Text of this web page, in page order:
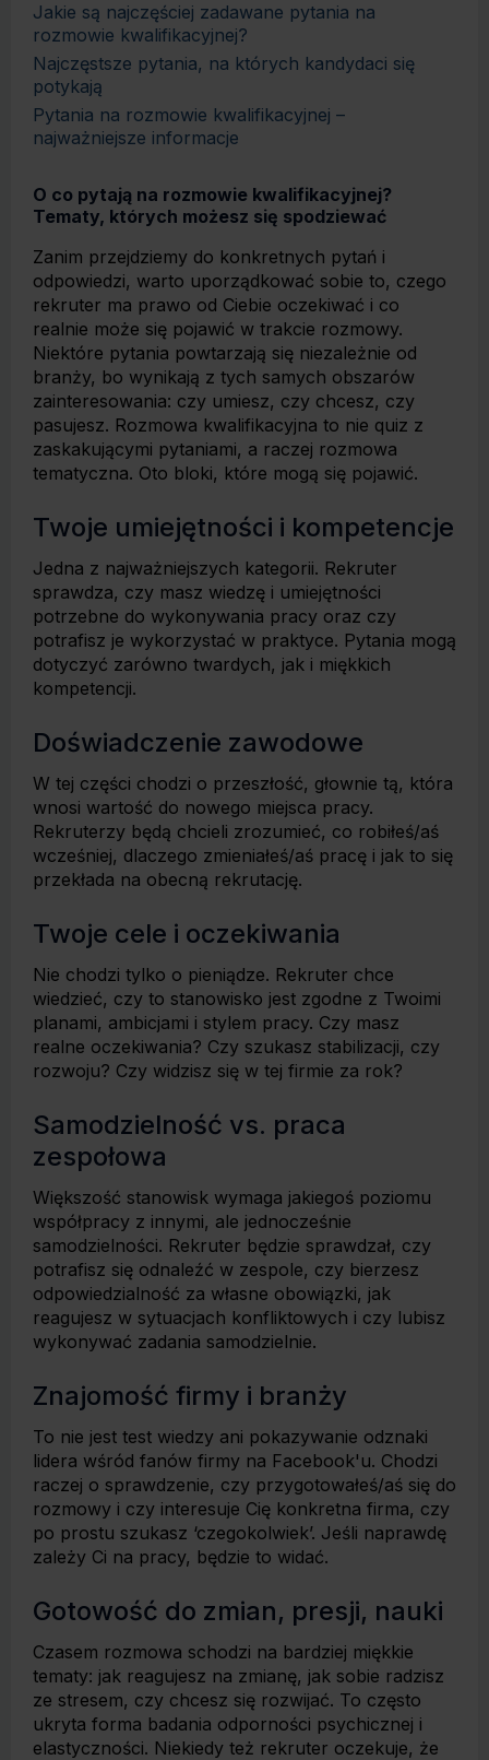
Jakie są najczęściej zadawane pytania na
rozmowie kwalifikacyjnej?
Najczęstsze pytania, na których kandydaci się
potykają
Pytania na rozmowie kwalifikacyjnej –
najważniejsze informacje
O co pytają na rozmowie kwalifikacyjnej?
Tematy, których możesz się spodziewać
Zanim przejdziemy do konkretnych pytań i
odpowiedzi, warto uporządkować sobie to, czego
rekruter ma prawo od Ciebie oczekiwać i co
realnie może się pojawić w trakcie rozmowy.
Niektóre pytania powtarzają się niezależnie od
branży, bo wynikają z tych samych obszarów
zainteresowania: czy umiesz, czy chcesz, czy
pasujesz. Rozmowa kwalifikacyjna to nie quiz z
zaskakującymi pytaniami, a raczej rozmowa
tematyczna. Oto bloki, które mogą się pojawić.
Twoje umiejętności i kompetencje
Jedna z najważniejszych kategorii. Rekruter
sprawdza, czy masz wiedzę i umiejętności
potrzebne do wykonywania pracy oraz czy
potrafisz je wykorzystać w praktyce. Pytania mogą
dotyczyć zarówno twardych, jak i miękkich
kompetencji.
Doświadczenie zawodowe
W tej części chodzi o przeszłość, głownie tą, która
wnosi wartość do nowego miejsca pracy.
Rekruterzy będą chcieli zrozumieć, co robiłeś/aś
wcześniej, dlaczego zmieniałeś/aś pracę i jak to się
przekłada na obecną rekrutację.
Twoje cele i oczekiwania
Nie chodzi tylko o pieniądze. Rekruter chce
wiedzieć, czy to stanowisko jest zgodne z Twoimi
planami, ambicjami i stylem pracy. Czy masz
realne oczekiwania? Czy szukasz stabilizacji, czy
rozwoju? Czy widzisz się w tej firmie za rok?
Samodzielność vs. praca
zespołowa
Większość stanowisk wymaga jakiegoś poziomu
współpracy z innymi, ale jednocześnie
samodzielności. Rekruter będzie sprawdzał, czy
potrafisz się odnaleźć w zespole, czy bierzesz
odpowiedzialność za własne obowiązki, jak
reagujesz w sytuacjach konfliktowych i czy lubisz
wykonywać zadania samodzielnie.
Znajomość firmy i branży
To nie jest test wiedzy ani pokazywanie odznaki
lidera wśród fanów firmy na Facebook'u. Chodzi
raczej o sprawdzenie, czy przygotowałeś/aś się do
rozmowy i czy interesuje Cię konkretna firma, czy
po prostu szukasz ‘czegokolwiek’. Jeśli naprawdę
zależy Ci na pracy, będzie to widać.
Gotowość do zmian, presji, nauki
Czasem rozmowa schodzi na bardziej miękkie
tematy: jak reagujesz na zmianę, jak sobie radzisz
ze stresem, czy chcesz się rozwijać. To często
ukryta forma badania odporności psychicznej i
elastyczności. Niekiedy też rekruter oczekuje, że